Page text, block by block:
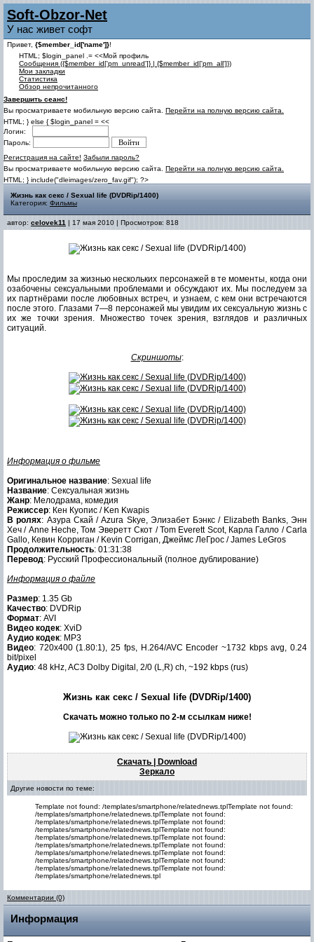
Soft-Obzor-Net
У нас живет софт
Привет, {$member_id['name']}!
HTML; $login_panel .= <<Мой профиль
Cообщения ({$member_id['pm_unread']} | {$member_id['pm_all']})
Мои закладки
Статистика
Обзор непрочитанного
Завершить сеанс!
Вы просматриваете мобильную версию сайта. Перейти на полную версию сайта.
HTML; } else { $login_panel = <<
Логин:
Пароль:
Регистрация на сайте! Забыли пароль?
Вы просматриваете мобильную версию сайта. Перейти на полную версию сайта.
HTML; } include("dleimages/zero_fav.gif"); ?>
Жизнь как секс / Sexual life (DVDRip/1400)
Категория: Фильмы
автор: celovek11 | 17 мая 2010 | Просмотров: 818
Мы проследим за жизнью нескольких персонажей в те моменты, когда они
озабочены сексуальными проблемами и обсуждают их. Мы последуем за
их партнёрами после любовных встреч, и узнаем, с кем они встречаются
после этого. Глазами 7—8 персонажей мы увидим их сексуальную жизнь с
их же точки зрения. Множество точек зрения, взглядов и различных
ситуаций.
Скриншоты:
Информация о фильме
Оригинальное название: Sexual life
Название: Сексуальная жизнь
Жанр: Мелодрама, комедия
Режиссер: Кен Куопис / Ken Kwapis
В ролях: Азура Скай / Azura Skye, Элизабет Бэнкс / Elizabeth Banks, Энн
Хеч / Anne Heche, Том Эверетт Скот / Tom Everett Scot, Карла Галло / Carla
Gallo, Кевин Корриган / Kevin Corrigan, Джеймс ЛеГрос / James LeGros
Продолжительность: 01:31:38
Перевод: Русский Профессиональный (полное дублирование)
Информация о файле
Размер: 1.35 Gb
Качество: DVDRip
Формат: AVI
Видео кодек: XviD
Аудио кодек: MP3
Видео: 720x400 (1.80:1), 25 fps, H.264/AVC Encoder ~1732 kbps avg, 0.24
bit/pixel
Аудио: 48 kHz, AC3 Dolby Digital, 2/0 (L,R) ch, ~192 kbps (rus)
Жизнь как секс / Sexual life (DVDRip/1400)
Скачать можно только по 2-м ссылкам ниже!
Скачать | Download
Зеркало
Другие новости по теме:
Template not found: /templates/smartphone/relatednews.tplTemplate not found:
/templates/smartphone/relatednews.tplTemplate not found:
/templates/smartphone/relatednews.tplTemplate not found:
/templates/smartphone/relatednews.tplTemplate not found:
/templates/smartphone/relatednews.tplTemplate not found:
/templates/smartphone/relatednews.tplTemplate not found:
/templates/smartphone/relatednews.tplTemplate not found:
/templates/smartphone/relatednews.tplTemplate not found:
/templates/smartphone/relatednews.tplTemplate not found:
/templates/smartphone/relatednews.tpl
Комментарии (0)
Информация